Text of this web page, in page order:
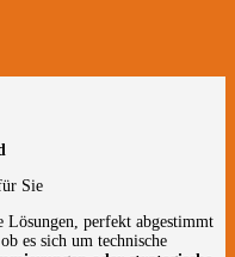
Sie
perfekt abgestimmt
es sich um technische